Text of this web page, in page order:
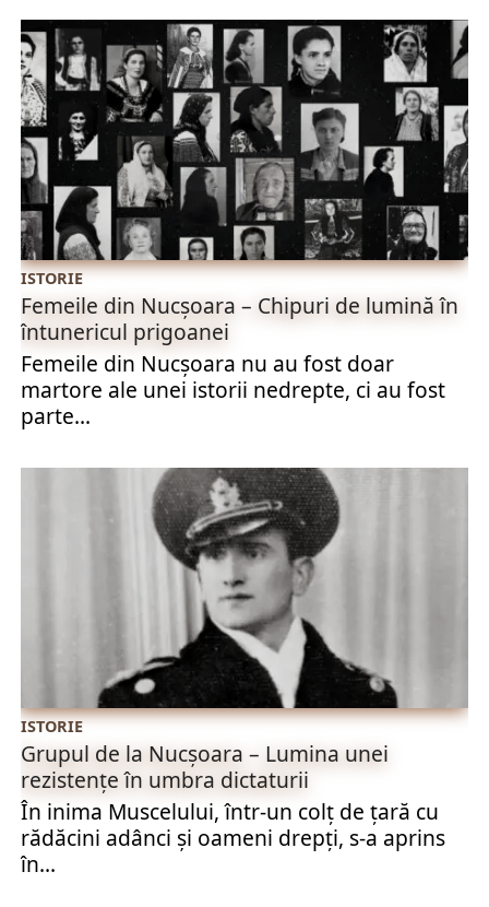
ISTORIE
Femeile din Nucșoara – Chipuri de lumină în
întunericul prigoanei
Femeile din Nucșoara nu au fost doar
martore ale unei istorii nedrepte, ci au fost
parte...
ISTORIE
Grupul de la Nucșoara – Lumina unei
rezistențe în umbra dictaturii
În inima Muscelului, într-un colț de țară cu
rădăcini adânci și oameni drepți, s-a aprins
în...